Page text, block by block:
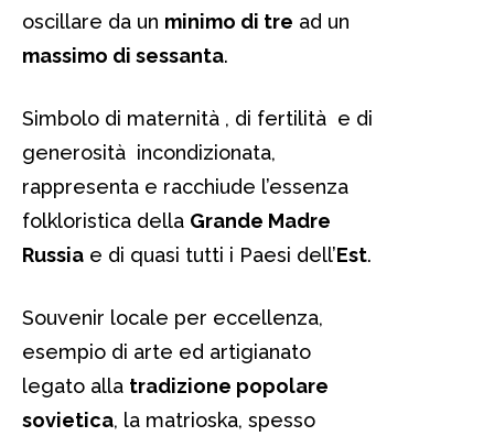
oscillare da un minimo di tre ad un
massimo di sessanta.
Simbolo di maternità , di fertilità e di
generosità incondizionata,
rappresenta e racchiude l’essenza
folkloristica della Grande Madre
Russia e di quasi tutti i Paesi dell’Est.
Souvenir locale per eccellenza,
esempio di arte ed artigianato
legato alla tradizione popolare
sovietica, la matrioska, spesso